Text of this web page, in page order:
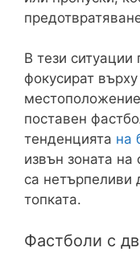
В тези ситуации
фокусират
поставен
тенденцията на
извън зоната на
са нетърпеливи
топката.
Фастболи с